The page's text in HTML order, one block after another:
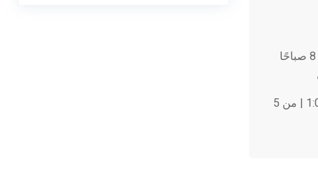
8 صباحًا
9:00 حتي 1:00 | من 5